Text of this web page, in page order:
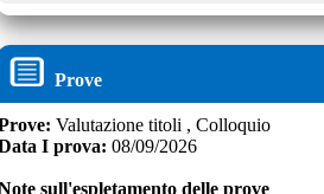
Prove
Valutazione titoli , Colloquio
I prova: 08/09/2026
sull'espletamento delle prove